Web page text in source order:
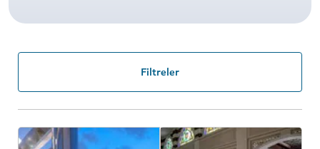
Filtreler